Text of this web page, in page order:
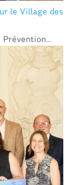
le Village des